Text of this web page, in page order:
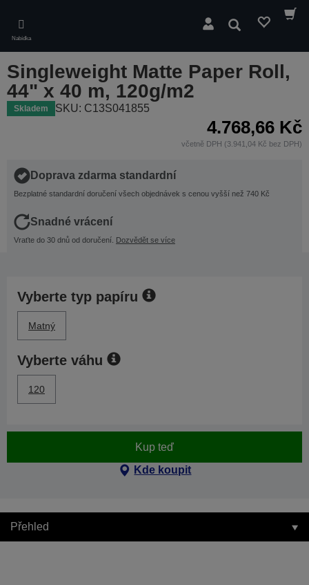
main
content
Nabídka
Hledat
Singleweight Matte Paper Roll,
44" x 40 m, 120g/m2
Skladem SKU: C13S041855
4.768,66 Kč
včetně DPH (3.941,04 Kč bez DPH)
Doprava zdarma standardní
Bezplatné standardní doručení všech objednávek s cenou vyšší než 740 Kč
Snadné vrácení
Vraťte do 30 dnů od doručení. Dozvědět se více
Vyberte typ papíru
Matný
Vyberte váhu
120
Kup teď
Kde koupit
Přehled